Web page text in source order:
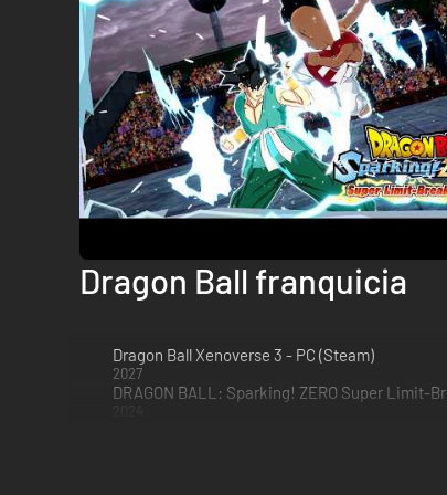
Dragon Ball franquicia
Dragon Ball Xenoverse 3 - PC (Steam)
2027